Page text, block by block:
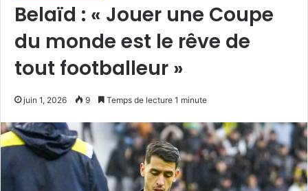
Belaïd : « Jouer une Coupe
du monde est le rêve de
tout footballeur »
juin 1, 2026 9 Temps de lecture 1 minute